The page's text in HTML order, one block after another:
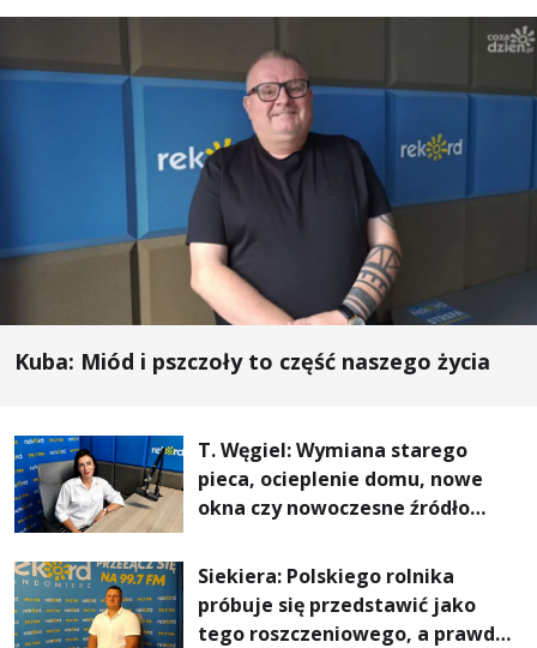
Kuba: Miód i pszczoły to część naszego życia
T. Węgiel: Wymiana starego
pieca, ocieplenie domu, nowe
okna czy nowoczesne źródło
rachunki za energię, lepszy
komfort życia i... czystsze
powietrze
Siekiera: Polskiego rolnika
próbuje się przedstawić jako
tego roszczeniowego, a prawda